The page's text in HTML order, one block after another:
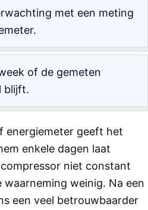
met een meting
of de gemeten
blijft.
energiemeter geeft het
enkele dagen laat
niet constant
weinig. Na een
een veel betrouwbaarder